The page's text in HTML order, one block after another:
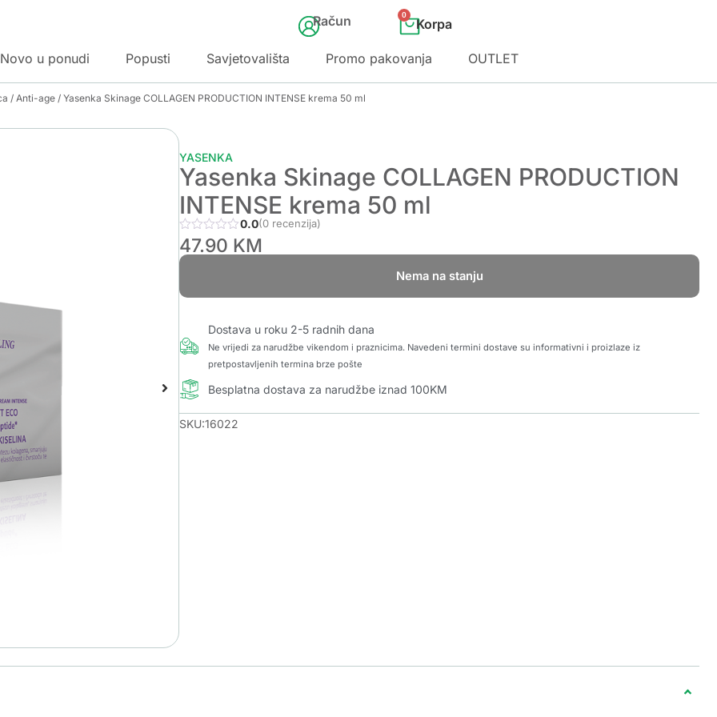
Račun 0
Novo u ponudi Popusti Savjetovališta Promo pakovanja OUTLET
/ Anti-age / Yasenka Skinage COLLAGEN PRODUCTION INTENSE krema 50 ml
YASENKA
Yasenka Skinage COLLAGEN PRODUCTION
INTENSE krema 50 ml
0.0(0 recenzija)
47.90 KM
Nema na stanju
Dostava u roku 2-5 radnih dana
Ne vrijedi za narudžbe vikendom i praznicima. Navedeni termini dostave su informativni i proizlaze iz
pretpostavljenih termina brze pošte
Besplatna dostava za narudžbe iznad 100KM
SKU:16022